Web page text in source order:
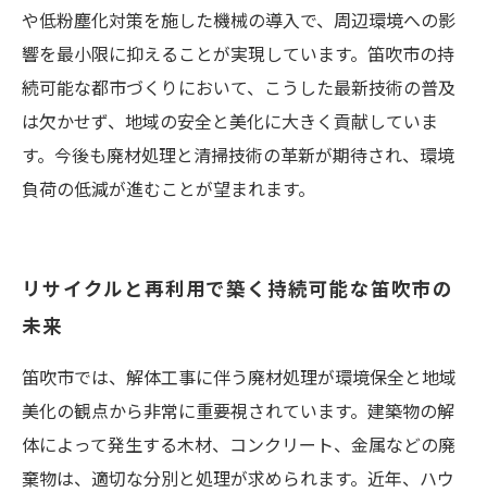
や低粉塵化対策を施した機械の導入で、周辺環境への影
響を最小限に抑えることが実現しています。笛吹市の持
続可能な都市づくりにおいて、こうした最新技術の普及
は欠かせず、地域の安全と美化に大きく貢献していま
す。今後も廃材処理と清掃技術の革新が期待され、環境
負荷の低減が進むことが望まれます。
リサイクルと再利用で築く持続可能な笛吹市の
未来
笛吹市では、解体工事に伴う廃材処理が環境保全と地域
美化の観点から非常に重要視されています。建築物の解
体によって発生する木材、コンクリート、金属などの廃
棄物は、適切な分別と処理が求められます。近年、ハウ